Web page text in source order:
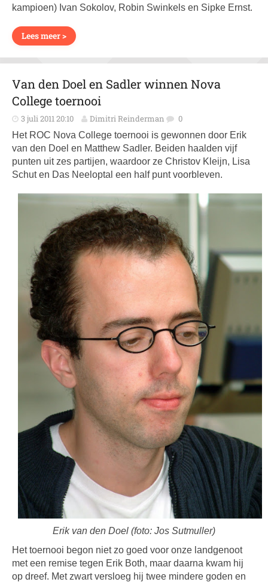
kampioen) Ivan Sokolov, Robin Swinkels en Sipke Ernst.
Lees meer >
Van den Doel en Sadler winnen Nova
College toernooi
3 juli 2011 20:10 Dimitri Reinderman 0
Het ROC Nova College toernooi is gewonnen door Erik
van den Doel en Matthew Sadler. Beiden haalden vijf
punten uit zes partijen, waardoor ze Christov Kleijn, Lisa
Schut en Das Neeloptal een half punt voorbleven.
Erik van den Doel (foto: Jos Sutmuller)
Het toernooi begon niet zo goed voor onze landgenoot
met een remise tegen Erik Both, maar daarna kwam hij
op dreef. Met zwart versloeg hij twee mindere goden en